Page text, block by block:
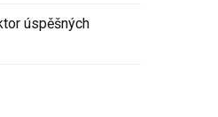
úspěšných